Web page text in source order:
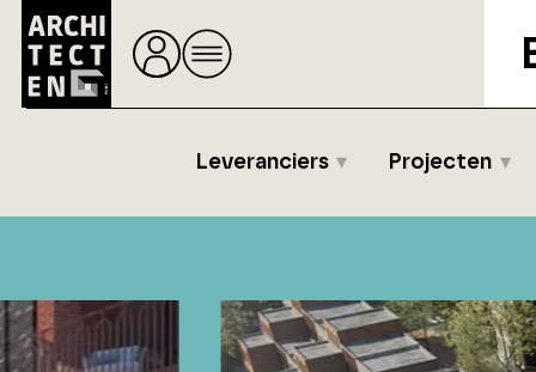
Leveranciers Projecten